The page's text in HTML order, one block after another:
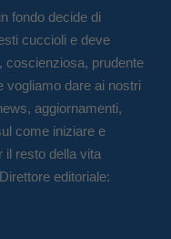
fondo decide di
cuccioli e deve
coscienziosa, prudente
vogliamo dare ai nostri
aggiornamenti,
come iniziare e
il resto della vita
editoriale: